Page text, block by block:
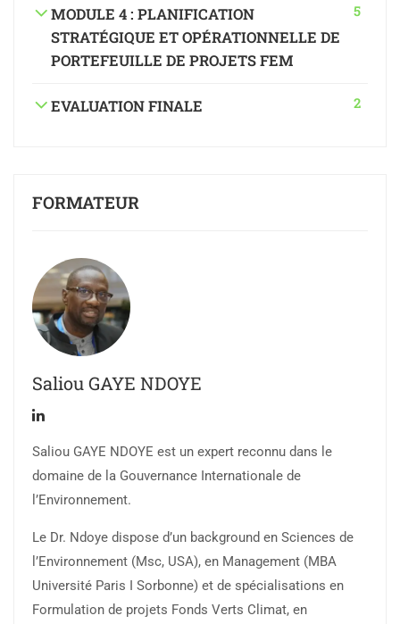
MODULE 4 : PLANIFICATION
STRATÉGIQUE ET OPÉRATIONNELLE DE
PORTEFEUILLE DE PROJETS FEM
5
EVALUATION FINALE 2
FORMATEUR
Saliou GAYE NDOYE
Saliou GAYE NDOYE est un expert reconnu dans le
domaine de la Gouvernance Internationale de
l’Environnement.
Le Dr. Ndoye dispose d’un background en Sciences de
l’Environnement (Msc, USA), en Management (MBA
Université Paris I Sorbonne) et de spécialisations en
Formulation de projets Fonds Verts Climat, en